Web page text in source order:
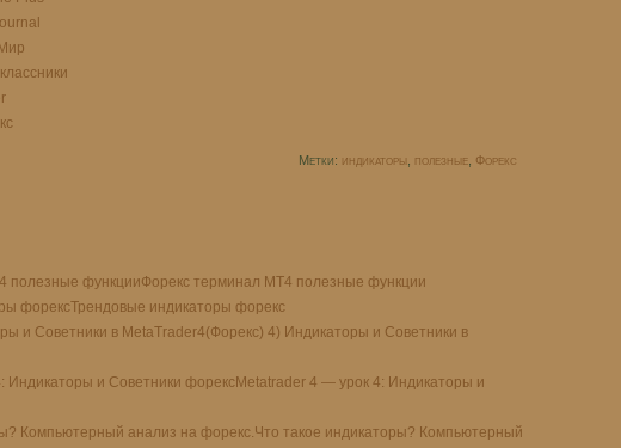
Метки: индикаторы полезные, Форекс
Форекс терминал МТ4 полезные функции
Трендовые индикаторы форекс
(Форекс) 4) Индикаторы и Советники в
Metatrader 4 — урок 4: Индикаторы и
Что такое индикаторы? Компьютерный